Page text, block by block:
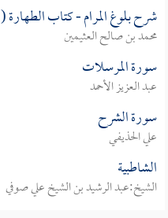
شرح بلوغ المرام - كتاب الطهارة (25)
محمد بن صالح العثيمين
سورة المرسلات
عبد العزيز الأحمد
سورة الشرح
علي الحذيفي
الشاطبية
الشيخ:عبد الرشيد بن الشيخ علي صوفي